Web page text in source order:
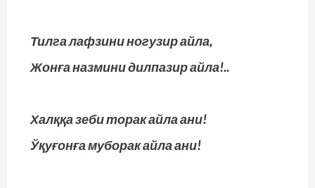
Тилга лафзини ногузир айла,
Жонға назмини дилпазир айла!..
Халққа зеби торак айла ани!
Ўқуғонға муборак айла ани!